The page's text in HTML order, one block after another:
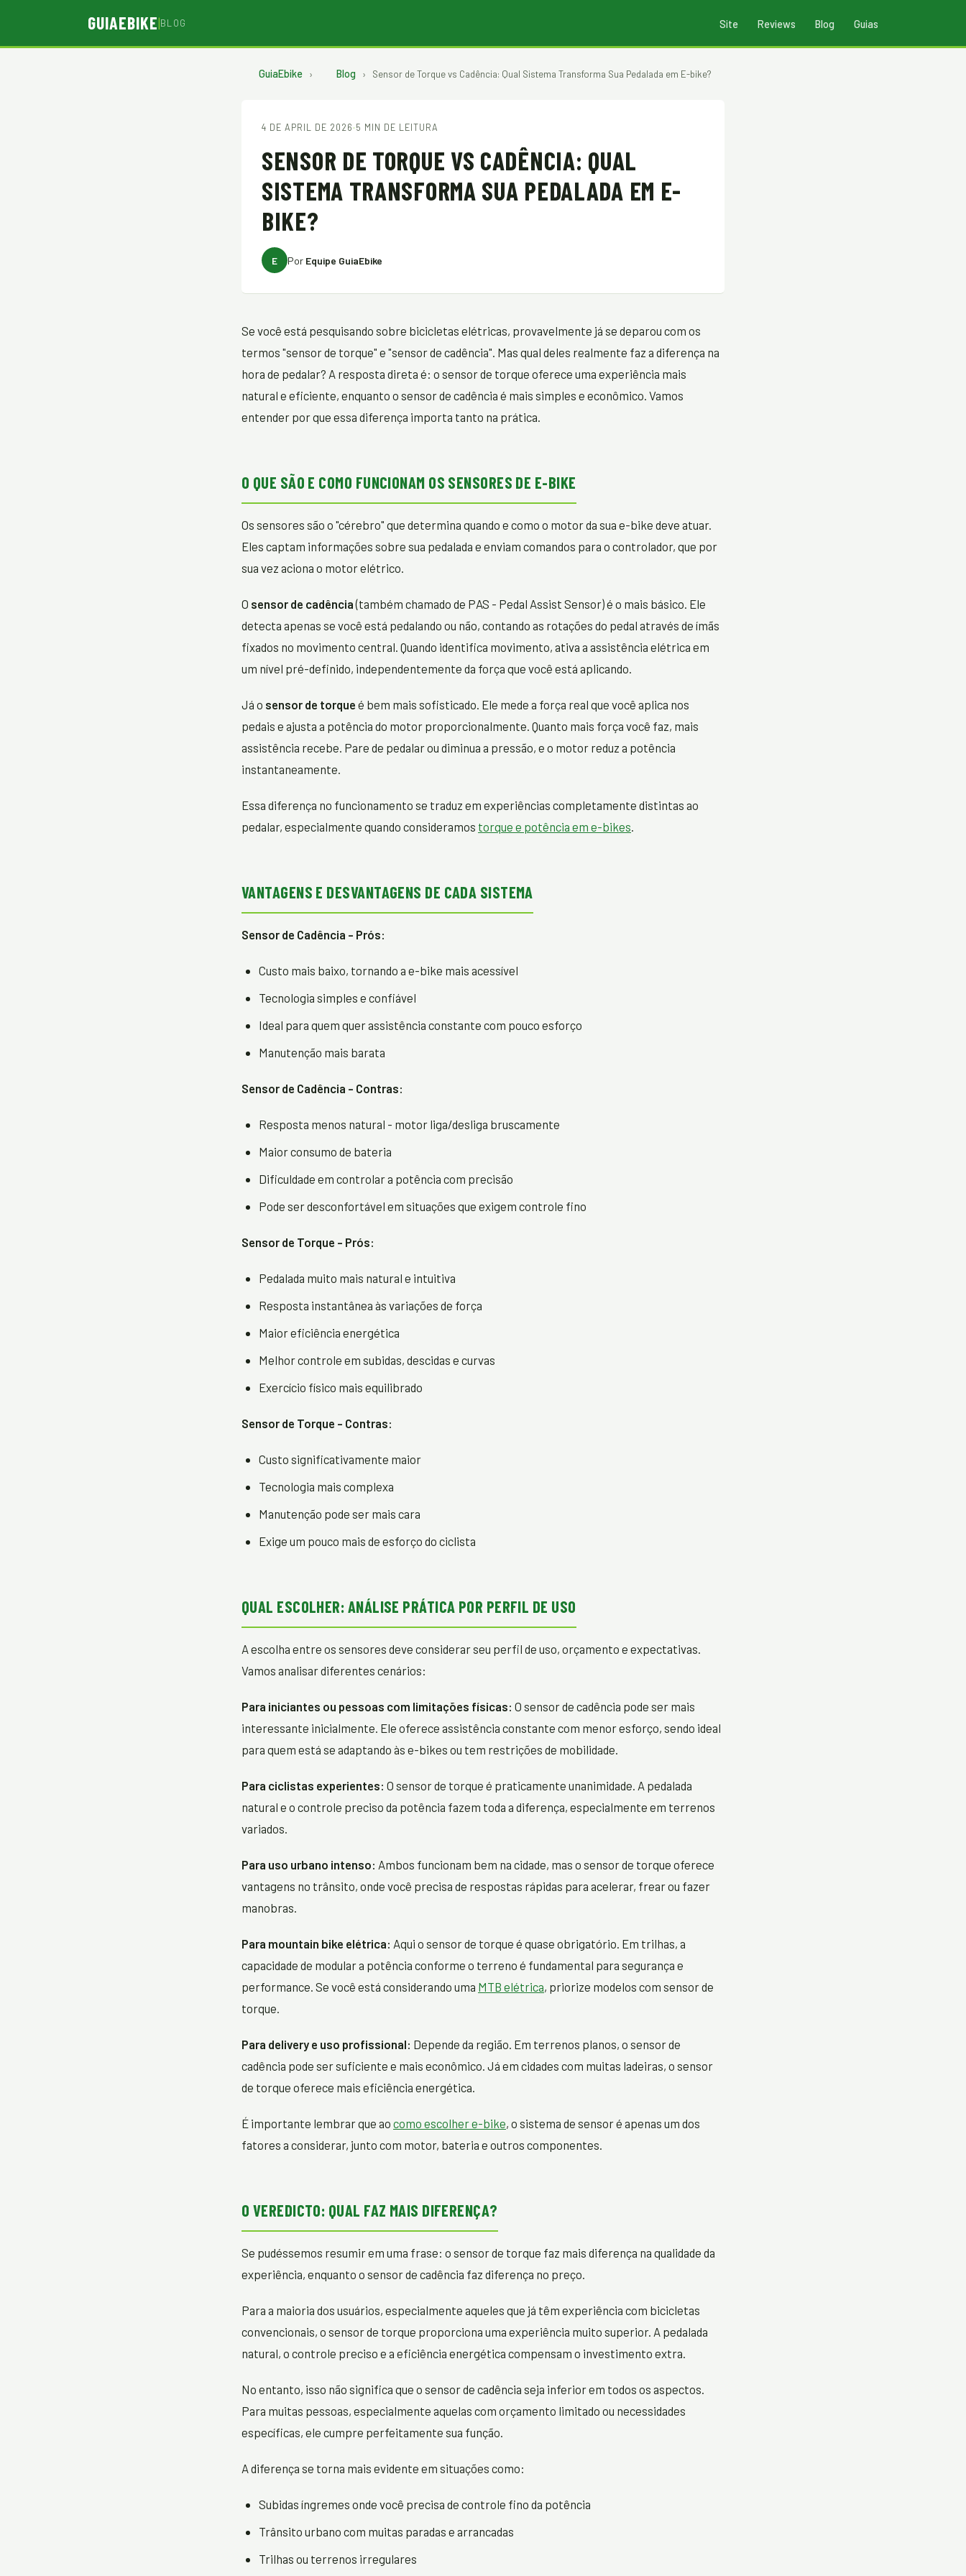
GUIAEBIKE|BLOG Site Reviews Blog Guias
GuiaEbike › Blog › Sensor de Torque vs Cadência: Qual Sistema Transforma Sua Pedalada em E-bike?
4 DE APRIL DE 2026 · 5 MIN DE LEITURA
SENSOR DE TORQUE VS CADÊNCIA: QUAL
SISTEMA TRANSFORMA SUA PEDALADA EM E-
BIKE?
E Por Equipe GuiaEbike
Se você está pesquisando sobre bicicletas elétricas, provavelmente já se deparou com os
termos "sensor de torque" e "sensor de cadência". Mas qual deles realmente faz a diferença na
hora de pedalar? A resposta direta é: o sensor de torque oferece uma experiência mais
natural e eficiente, enquanto o sensor de cadência é mais simples e econômico. Vamos
entender por que essa diferença importa tanto na prática.
O QUE SÃO E COMO FUNCIONAM OS SENSORES DE E-BIKE
Os sensores são o "cérebro" que determina quando e como o motor da sua e-bike deve atuar.
Eles captam informações sobre sua pedalada e enviam comandos para o controlador, que por
sua vez aciona o motor elétrico.
O sensor de cadência(também chamado de PAS - Pedal Assist Sensor) é o mais básico. Ele
detecta apenas se você está pedalando ou não, contando as rotações do pedal através de ímãs
fixados no movimento central. Quando identifica movimento, ativa a assistência elétrica em
um nível pré-definido, independentemente da força que você está aplicando.
Já o sensor de torque é bem mais sofisticado. Ele mede a força real que você aplica nos
pedais e ajusta a potência do motor proporcionalmente. Quanto mais força você faz, mais
assistência recebe. Pare de pedalar ou diminua a pressão, e o motor reduz a potência
instantaneamente.
Essa diferença no funcionamento se traduz em experiências completamente distintas ao
pedalar, especialmente quando consideramos torque e potência em e-bikes.
VANTAGENS E DESVANTAGENS DE CADA SISTEMA
Sensor de Cadência - Prós:
Custo mais baixo, tornando a e-bike mais acessível
Tecnologia simples e confiável
Ideal para quem quer assistência constante com pouco esforço
Manutenção mais barata
Sensor de Cadência - Contras:
Resposta menos natural - motor liga/desliga bruscamente
Maior consumo de bateria
Dificuldade em controlar a potência com precisão
Pode ser desconfortável em situações que exigem controle fino
Sensor de Torque - Prós:
Pedalada muito mais natural e intuitiva
Resposta instantânea às variações de força
Maior eficiência energética
Melhor controle em subidas, descidas e curvas
Exercício físico mais equilibrado
Sensor de Torque - Contras:
Custo significativamente maior
Tecnologia mais complexa
Manutenção pode ser mais cara
Exige um pouco mais de esforço do ciclista
QUAL ESCOLHER: ANÁLISE PRÁTICA POR PERFIL DE USO
A escolha entre os sensores deve considerar seu perfil de uso, orçamento e expectativas.
Vamos analisar diferentes cenários:
Para iniciantes ou pessoas com limitações físicas: O sensor de cadência pode ser mais
interessante inicialmente. Ele oferece assistência constante com menor esforço, sendo ideal
para quem está se adaptando às e-bikes ou tem restrições de mobilidade.
Para ciclistas experientes: O sensor de torque é praticamente unanimidade. A pedalada
natural e o controle preciso da potência fazem toda a diferença, especialmente em terrenos
variados.
Para uso urbano intenso: Ambos funcionam bem na cidade, mas o sensor de torque oferece
vantagens no trânsito, onde você precisa de respostas rápidas para acelerar, frear ou fazer
manobras.
Para mountain bike elétrica: Aqui o sensor de torque é quase obrigatório. Em trilhas, a
capacidade de modular a potência conforme o terreno é fundamental para segurança e
performance. Se você está considerando uma MTB elétrica, priorize modelos com sensor de
torque.
Para delivery e uso profissional: Depende da região. Em terrenos planos, o sensor de
cadência pode ser suficiente e mais econômico. Já em cidades com muitas ladeiras, o sensor
de torque oferece mais eficiência energética.
É importante lembrar que ao como escolher e-bike, o sistema de sensor é apenas um dos
fatores a considerar, junto com motor, bateria e outros componentes.
O VEREDICTO: QUAL FAZ MAIS DIFERENÇA?
Se pudéssemos resumir em uma frase: o sensor de torque faz mais diferença na qualidade da
experiência, enquanto o sensor de cadência faz diferença no preço.
Para a maioria dos usuários, especialmente aqueles que já têm experiência com bicicletas
convencionais, o sensor de torque proporciona uma experiência muito superior. A pedalada
natural, o controle preciso e a eficiência energética compensam o investimento extra.
No entanto, isso não significa que o sensor de cadência seja inferior em todos os aspectos.
Para muitas pessoas, especialmente aquelas com orçamento limitado ou necessidades
específicas, ele cumpre perfeitamente sua função.
A diferença se torna mais evidente em situações como:
Subidas íngremes onde você precisa de controle fino da potência
Trânsito urbano com muitas paradas e arrancadas
Trilhas ou terrenos irregulares